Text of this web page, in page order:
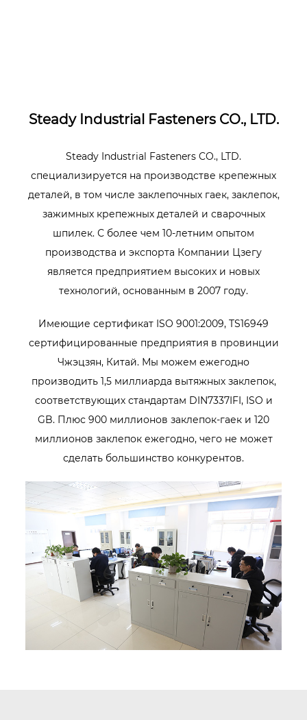
Steady Industrial Fasteners CO., LTD.
Steady Industrial Fasteners CO., LTD.
специализируется на производстве крепежных
деталей, в том числе заклепочных гаек, заклепок,
зажимных крепежных деталей и сварочных
шпилек. С более чем 10-летним опытом
производства и экспорта Компании Цзегу
является предприятием высоких и новых
технологий, основанным в 2007 году.
Имеющие сертификат ISO 9001:2009, TS16949
сертифицированные предприятия в провинции
Чжэцзян, Китай. Мы можем ежегодно
производить 1,5 миллиарда вытяжных заклепок,
соответствующих стандартам DIN7337IFI, ISO и
GB. Плюс 900 миллионов заклепок-гаек и 120
миллионов заклепок ежегодно, чего не может
сделать большинство конкурентов.